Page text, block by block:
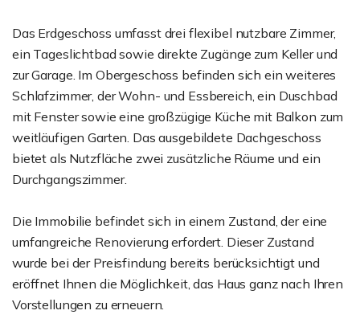
Das Erdgeschoss umfasst drei flexibel nutzbare Zimmer,
ein Tageslichtbad sowie direkte Zugänge zum Keller und
zur Garage. Im Obergeschoss befinden sich ein weiteres
Schlafzimmer, der Wohn- und Essbereich, ein Duschbad
mit Fenster sowie eine großzügige Küche mit Balkon zum
weitläufigen Garten. Das ausgebildete Dachgeschoss
bietet als Nutzfläche zwei zusätzliche Räume und ein
Durchgangszimmer.
Die Immobilie befindet sich in einem Zustand, der eine
umfangreiche Renovierung erfordert. Dieser Zustand
wurde bei der Preisfindung bereits berücksichtigt und
eröffnet Ihnen die Möglichkeit, das Haus ganz nach Ihren
Vorstellungen zu erneuern.